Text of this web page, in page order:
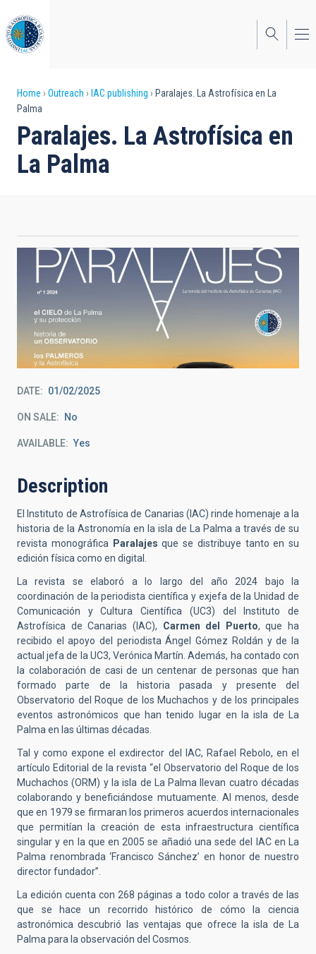
to
main
content
Breadcrumb
Home Outreach IAC publishing
Paralajes. La Astrofísica en La
Palma
Paralajes. La Astrofísica en
La Palma
DATE 01/02/2025
ON SALE No
AVAILABLE Yes
Description
El Instituto de Astrofísica de Canarias (IAC) rinde homenaje a la
historia de la Astronomía en la isla de La Palma a través de su
revista monográfica Paralajesque se distribuye tanto en su
edición física como en digital.
La revista se elaboró a lo largo del año 2024 bajo la
coordinación de la periodista científica y exjefa de la Unidad de
Comunicación y Cultura Científica (UC3) del Instituto de
Astrofísica de Canarias (IAC), Carmen del Puerto, que ha
recibido el apoyo del periodista Ángel Gómez Roldán y de la
actual jefa de la UC3, Verónica Martín. Además, ha contado con
la colaboración de casi de un centenar de personas que han
formado parte de la historia pasada y presente del
Observatorio del Roque de los Muchachos y de los principales
eventos astronómicos que han tenido lugar en la isla de La
Palma en las últimas décadas.
Tal y como expone el exdirector del IAC, Rafael Rebolo, en el
artículo Editorial de la revista “el Observatorio del Roque de los
Muchachos (ORM) y la isla de La Palma llevan cuatro décadas
colaborando y beneficiándose mutuamente. Al menos, desde
que en 1979 se firmaran los primeros acuerdos internacionales
que permitían la creación de esta infraestructura científica
singular y en la que en 2005 se añadió una sede del IAC en La
Palma renombrada ‘Francisco Sánchez’ en honor de nuestro
director fundador”.
La edición cuenta con 268 páginas a todo color a través de las
que se hace un recorrido histórico de cómo la ciencia
astronómica descubrió las ventajas que ofrece la isla de La
Palma para la observación del Cosmos.